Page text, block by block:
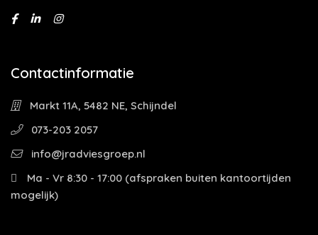
Contactinformatie
Markt 11A, 5482 NE, Schijndel
073-203 2057
info@jradviesgroep.nl
Ma - Vr 8:30 - 17:00 (afspraken buiten kantoortijden
mogelijk)